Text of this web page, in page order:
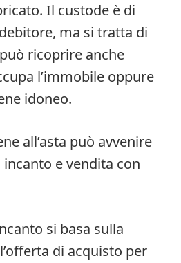
Il custode è di
ma si tratta di
ricoprire anche
l’immobile oppure
idoneo.
all’asta può avvenire
e vendita con
si basa sulla
di acquisto per